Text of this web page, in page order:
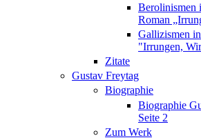
Berolinismen
Roman
Gallizismen
"Irrungen,
Zitate
Gustav Freytag
Biographie
Biographie
Seite 2
Zum Werk